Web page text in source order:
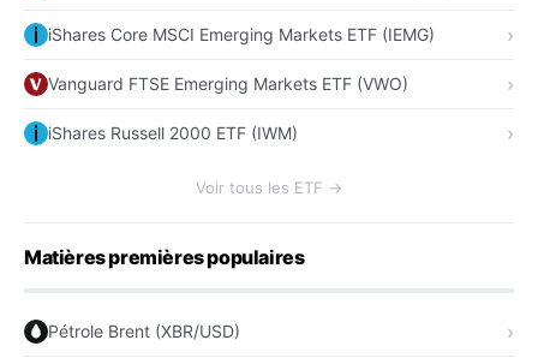
iShares Core MSCI Emerging Markets ETF (IEMG)
Vanguard FTSE Emerging Markets ETF (VWO)
iShares Russell 2000 ETF (IWM)
Voir tous les ETF →
Matières premières populaires
Pétrole Brent (XBR/USD)